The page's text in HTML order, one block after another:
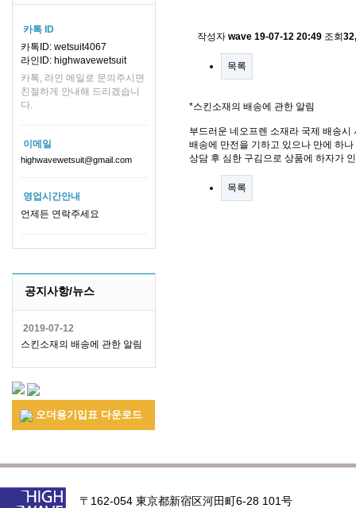
카톡 ID
카톡ID: wetsuit4067
라인ID: highwavewetsuit
카톡, 라인 메일로 문의주시면
친절하게 안내해 드리겠습니
다.
이메일
highwavewetsuit@gmail.com
영업시간안내
언제든 연락주세요
공지사항/뉴스
2019-07-12
스킨소재의 배송에 관한 알림
오더용기입표 다운로드
작성자 wave 19-07-12 20:49 조회
목록
*스킨소재의 배송에 관한 알림
부드러운 네오프렌 소재라 국제 배송
배송에 만전을 기하고 있으나 만에 하
상담 후 심한 구김으로 상품에 하자가
목록
〒162-054 東京都新宿区河田町6-28 101号